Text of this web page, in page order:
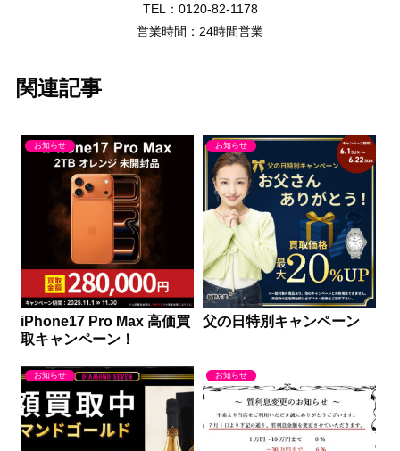
TEL：0120-82-1178
営業時間：24時間営業
関連記事
お知らせ
iPhone17 Pro Max 高価買
取キャンペーン！
お知らせ
父の日特別キャンペーン
お知らせ お知らせ